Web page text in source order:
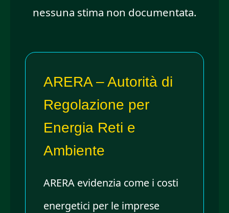
nessuna stima non documentata.
ARERA – Autorità di
Regolazione per
Energia Reti e
Ambiente
ARERA evidenzia come i costi
energetici per le imprese